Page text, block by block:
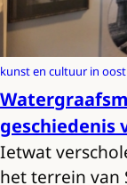
kunst en cultuur in oost
geschiedenis
Ietwat
het terrein van